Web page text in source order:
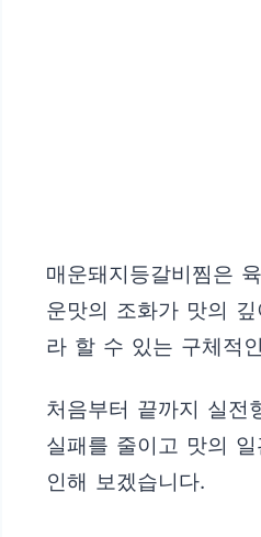
매운돼지등갈비찜은
운맛의 조화가 맛의
라 할 수 있는 구체적
처음부터 끝까지 실전
실패를 줄이고 맛의
인해 보겠습니다.